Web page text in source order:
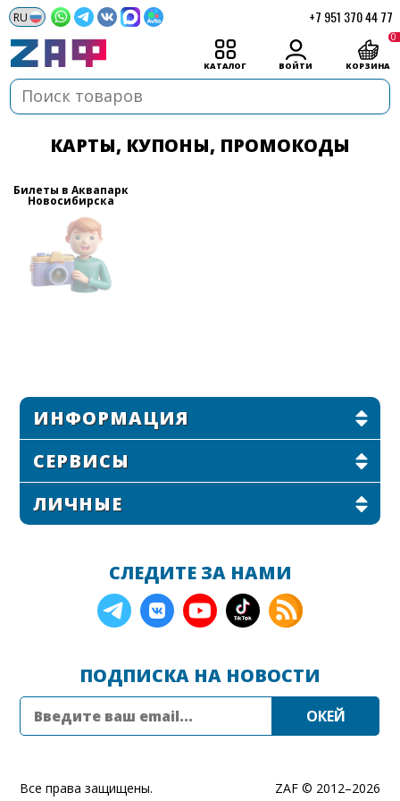
+7 951 370 44 77
КАТАЛОГ ВОЙТИ КОРЗИНА
0
КАРТЫ, КУПОНЫ, ПРОМОКОДЫ
Билеты в Аквапарк
Новосибирска
ИНФОРМАЦИЯ
СЕРВИСЫ
ЛИЧНЫЕ
СЛЕДИТЕ ЗА НАМИ
ПОДПИСКА НА НОВОСТИ
ZAF © 2012–2026
Все права защищены.